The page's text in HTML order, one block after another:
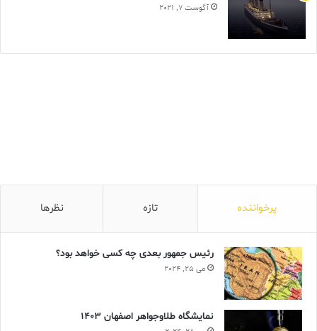
آگوست 7, 2021
پرخواننده تازه نظرها
رئیس جمهور بعدی چه کسی خواهد بود؟
می 25, 2024
نمایشگاه طلاوجواهر اصفهان 1403